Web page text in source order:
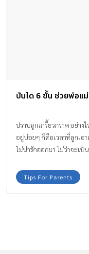
บันได 6 ขั้น ช่วยพ่อแ
ปราบลูกเกรี้ยวกราด อย่า
อยู่บ่อยๆ ก็คือเวลาที่ลูกเอ
ไม่น่ารักออกมา ไม่ว่าจะเป็
Amarin Baby & Kids มีคำ
ทราบค่ะ
Tips For Parents